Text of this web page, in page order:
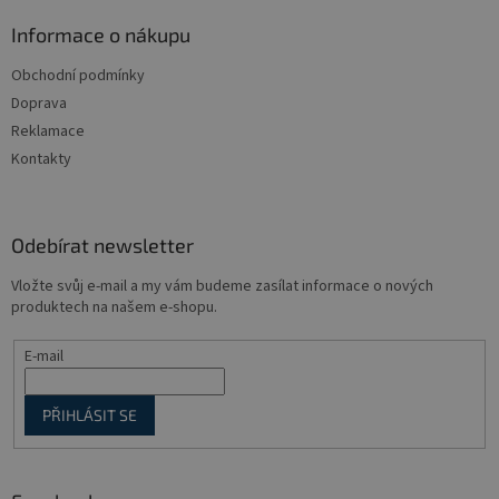
Informace o nákupu
Obchodní podmínky
Doprava
Reklamace
Kontakty
Odebírat newsletter
Vložte svůj e-mail a my vám budeme zasílat informace o nových
produktech na našem e-shopu.
E-mail
PŘIHLÁSIT SE